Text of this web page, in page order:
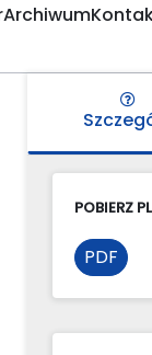
Archiwum
POBIERZ
PDF